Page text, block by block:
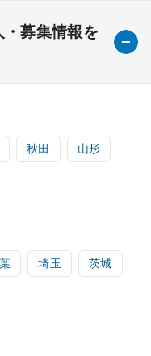
募集情報を
秋田 山形
埼玉 茨城